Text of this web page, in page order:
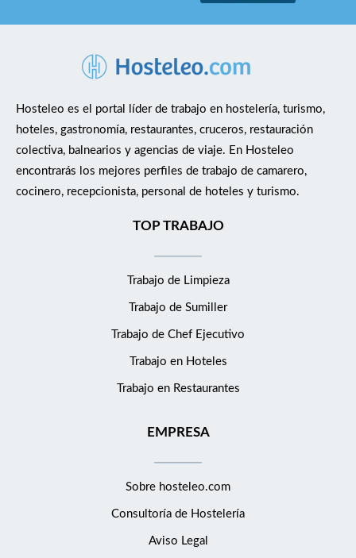
Hosteleo es el portal líder de trabajo en hostelería, turismo,
hoteles, gastronomía, restaurantes, cruceros, restauración
colectiva, balnearios y agencias de viaje. En Hosteleo
encontrarás los mejores perfiles de trabajo de camarero,
cocinero, recepcionista, personal de hoteles y turismo.
TOP TRABAJO
Trabajo de Limpieza
Trabajo de Sumiller
Trabajo de Chef Ejecutivo
Trabajo en Hoteles
Trabajo en Restaurantes
EMPRESA
Sobre hosteleo.com
Consultoría de Hostelería
Aviso Legal